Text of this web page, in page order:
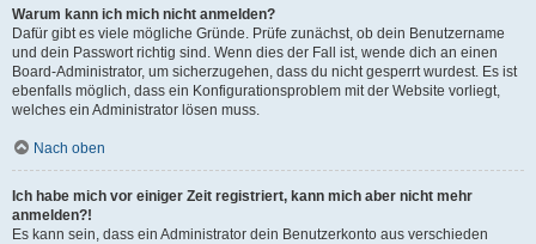
Warum kann ich mich nicht anmelden?
Dafür gibt es viele mögliche Gründe. Prüfe zunächst, ob dein Benutzername
und dein Passwort richtig sind. Wenn dies der Fall ist, wende dich an einen
Board-Administrator, um sicherzugehen, dass du nicht gesperrt wurdest. Es ist
ebenfalls möglich, dass ein Konfigurationsproblem mit der Website vorliegt,
welches ein Administrator lösen muss.
Nach oben
Ich habe mich vor einiger Zeit registriert, kann mich aber nicht mehr
anmelden?!
Es kann sein, dass ein Administrator dein Benutzerkonto aus verschieden